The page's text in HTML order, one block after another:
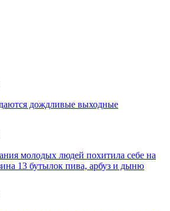
дождливые выходные
молодых людей похитила себе на
13 бутылок пива, арбуз и дыню